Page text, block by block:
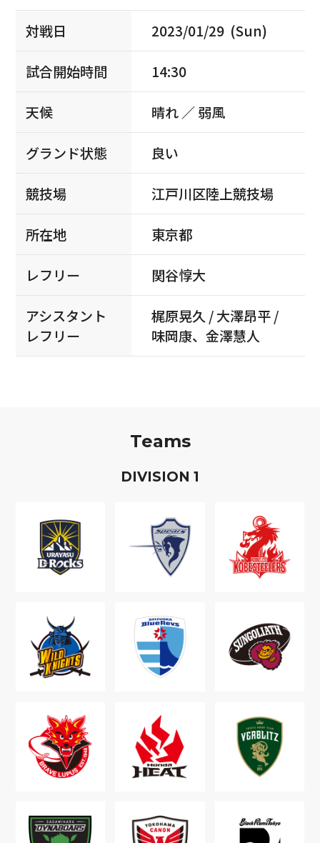
対戦日 2023/01/29 (Sun)
試合開始時間 14:30
天候 晴れ ／ 弱風
グランド状態 良い
競技場 江戸川区陸上競技場
所在地 東京都
レフリー 関谷惇大
アシスタント
レフリー
梶原晃久 / 大澤昂平 /
味岡康、金澤慧人
Teams
DIVISION 1